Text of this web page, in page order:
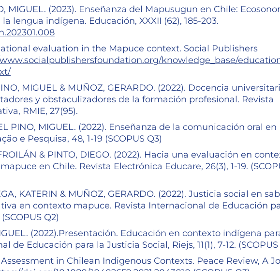
MIGUEL. (2023). Enseñanza del Mapusugun en Chile:
lengua indígena. Educación, XXXII (62), 185-203.
evaluation in the Mapuce context. Social Publishers
knowledge_base/
MIGUEL & MUÑOZ, GERARDO. (2022). Docencia
y obstaculizadores de la formación profesional. Revista
RMIE, 27(95).
PINO, MIGUEL. (2022). Enseñanza de la comunicación oral en
e Pesquisa, 48, 1-19 (SCOPUS Q3)
& PINTO, DIEGO. (2022). Hacia una evaluación en
en Chile. Revista Electrónica Educare, 26(3), 1-19.
KATERIN & MUÑOZ, GERARDO. (2022). Justicia social en
en contexto mapuce. Revista Internacional de Educación
Q2)
(2022).Presentación. Educación en contexto indígena
Educación para la Justicia Social, Riejs, 11(1), 7-12. (SCOPUS
in Chilean Indigenous Contexts. Peace Review, A